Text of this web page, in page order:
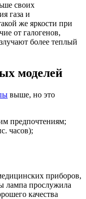
своих
газа и
же яркости при
от галогенов,
более теплый
моделей
выше, но это
предпочтениям;
часов);
приборов,
лампа прослужила
качества